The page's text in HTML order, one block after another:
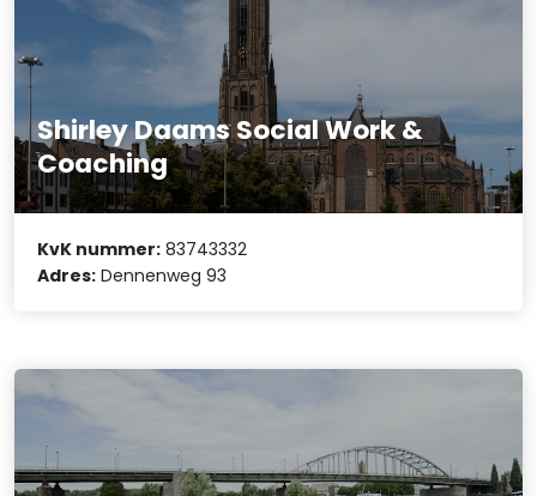
Shirley Daams Social Work &
Coaching
KvK nummer: 83743332
Adres: Dennenweg 93